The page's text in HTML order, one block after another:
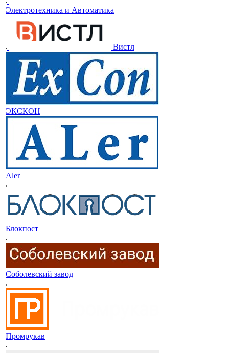
Электротехника и Автоматика
Вистл
ЭКСКОН
Aler
Блокпост
Соболевский завод
Промрукав